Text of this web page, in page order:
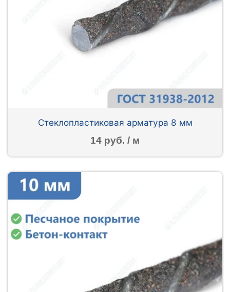
Стеклопластиковая арматура 8 мм
14 руб. / м